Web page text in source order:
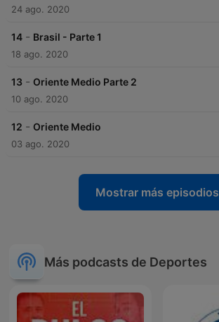
24 ago. 2020
14 - Brasil - Parte 1
18 ago. 2020
13 - Oriente Medio Parte 2
10 ago. 2020
12 - Oriente Medio
03 ago. 2020
Mostrar más episodios
Más podcasts de Deportes